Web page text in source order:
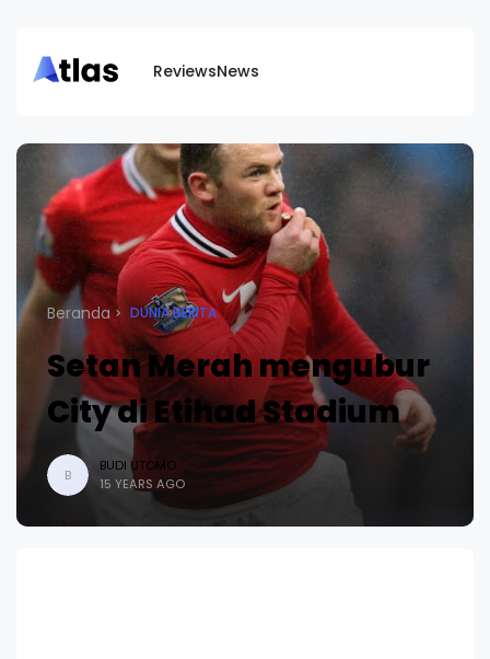
ReviewsNews
Beranda DUNIA BERITA
Setan Merah mengubur
City di Etihad Stadium
B
BUDI UTOMO
15 YEARS AGO